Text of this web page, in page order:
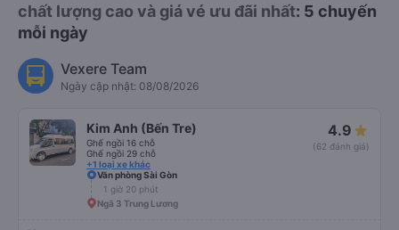
chất lượng cao và giá vé ưu đãi nhất: 5 chuyến
mỗi ngày
Vexere Team
Ngày cập nhật: 08/08/2026
Kim Anh (Bến Tre)
Ghế ngồi 16 chỗ
Ghế ngồi 29 chỗ
+1 loại xe khác
4.9
(62 đánh giá)
Văn phòng Sài Gòn
1 giờ 20 phút
Ngã 3 Trung Lương